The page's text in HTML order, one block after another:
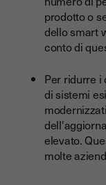
prodotto o
dello smart
conto di
Per ridurre i
di sistemi
elevato.
molte